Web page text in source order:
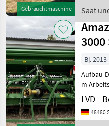
Gebrauchtmaschine
Saat
3000
Bj. 2013
Aufbau-
m
LVD -
48480